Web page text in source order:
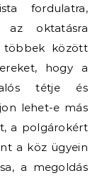
fordulatra,
az oktatásra
többek között
hogy a
tétje és
lehet-e más
a polgárokért
a köz ügyein
a megoldás